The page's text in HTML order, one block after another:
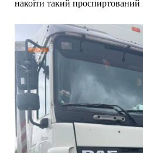
накоїти такий проспиртований